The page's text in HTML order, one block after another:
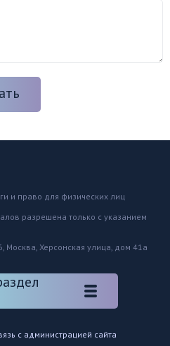
и право для физических лиц
разрешена только с указанием
Москва, Херсонская улица, дом 41а
с администрацией сайта